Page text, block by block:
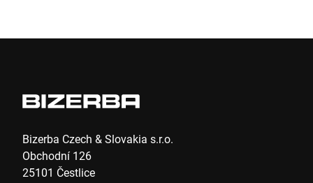
Bizerba Czech & Slovakia s.r.o.
Obchodní 126
25101 Čestlice